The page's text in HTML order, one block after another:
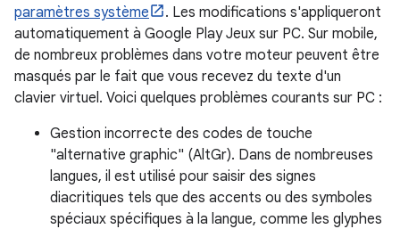
paramètres système
. Les modifications s'appliqueront
automatiquement à Google Play Jeux sur PC. Sur mobile,
de nombreux problèmes dans votre moteur peuvent être
masqués par le fait que vous recevez du texte d'un
clavier virtuel. Voici quelques problèmes courants sur PC :
Gestion incorrecte des codes de touche
"alternative graphic" (AltGr). Dans de nombreuses
langues, il est utilisé pour saisir des signes
diacritiques tels que des accents ou des symboles
spéciaux spécifiques à la langue, comme les glyphes